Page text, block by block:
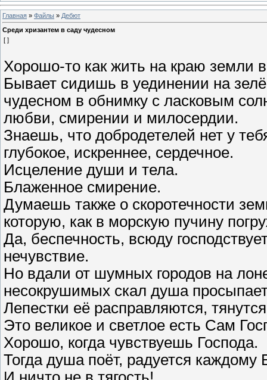
Главная » Файлы » Дебют
Среди хризантем в саду чудесном
[ ]
Хорошо-то как жить на краю земли
Бывает сидишь в уединении на
чудесном в обнимку с ласковым
любви, смирении и милосердии.
Знаешь, что добродетелей нет у
глубокое, искреннее, сердечное.
Исцеление души и тела.
Блаженное смирение.
Думаешь также о скоротечности
которую, как в морскую пучину
Да, беспечность, всюду
нечувствие.
Но вдали от шумных городов на
несокрушимых скал душа
Лепестки её расправляются,
Это великое и светлое есть Сам
Хорошо, когда чувствуешь Господа.
Тогда душа поёт, радуется